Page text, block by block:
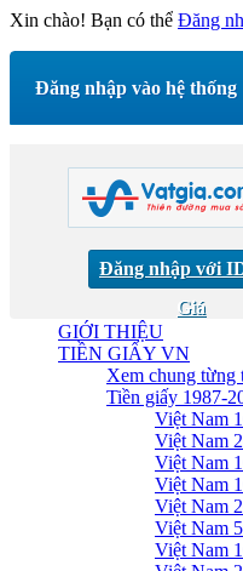
Xin chào! Bạn có thể Đăng
Đăng nhập vào hệ thống
Đăng nhập với
Giá
GIỚI THIỆU
TIỀN GIẤY VN
Xem chung từng
Tiền giấy 1987-
Việt Nam
Việt Nam
Việt Nam
Việt Nam
Việt Nam
Việt Nam
Việt Nam